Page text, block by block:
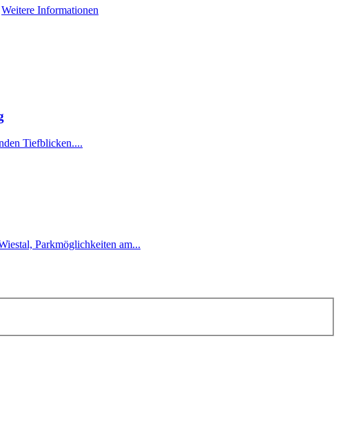
Weitere Informationen
Tiefblicken....
Parkmöglichkeiten am...